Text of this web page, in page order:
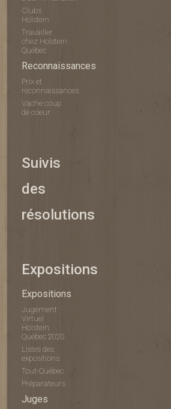
Clubs
Holstein
Travailler
chez Holstein
Québec
Reconnaissances
Prix et
reconnaissances
Vache coup
de coeur
Suivis
des
résolutions
Expositions
Expositions
Jugement
Virtuel
Holstein
Québec 2020
Listes des
expositions
Tout-Québec
Préparateurs
Juges